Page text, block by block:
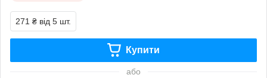
271 ₴ від 5 шт.
Купити
або